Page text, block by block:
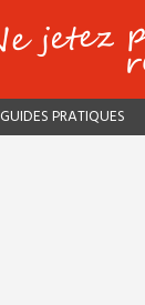
GUIDES PRATIQUES